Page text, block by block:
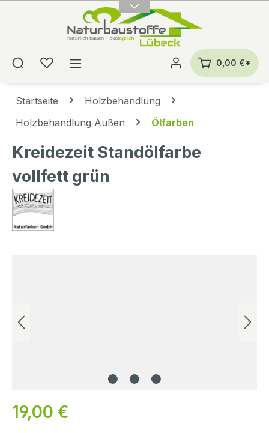
0,00 €*
Startseite
Holzbehandlung
Holzbehandlung Außen
Ölfarben
Kreidezeit Standölfarbe
vollfett grün
19,00 €